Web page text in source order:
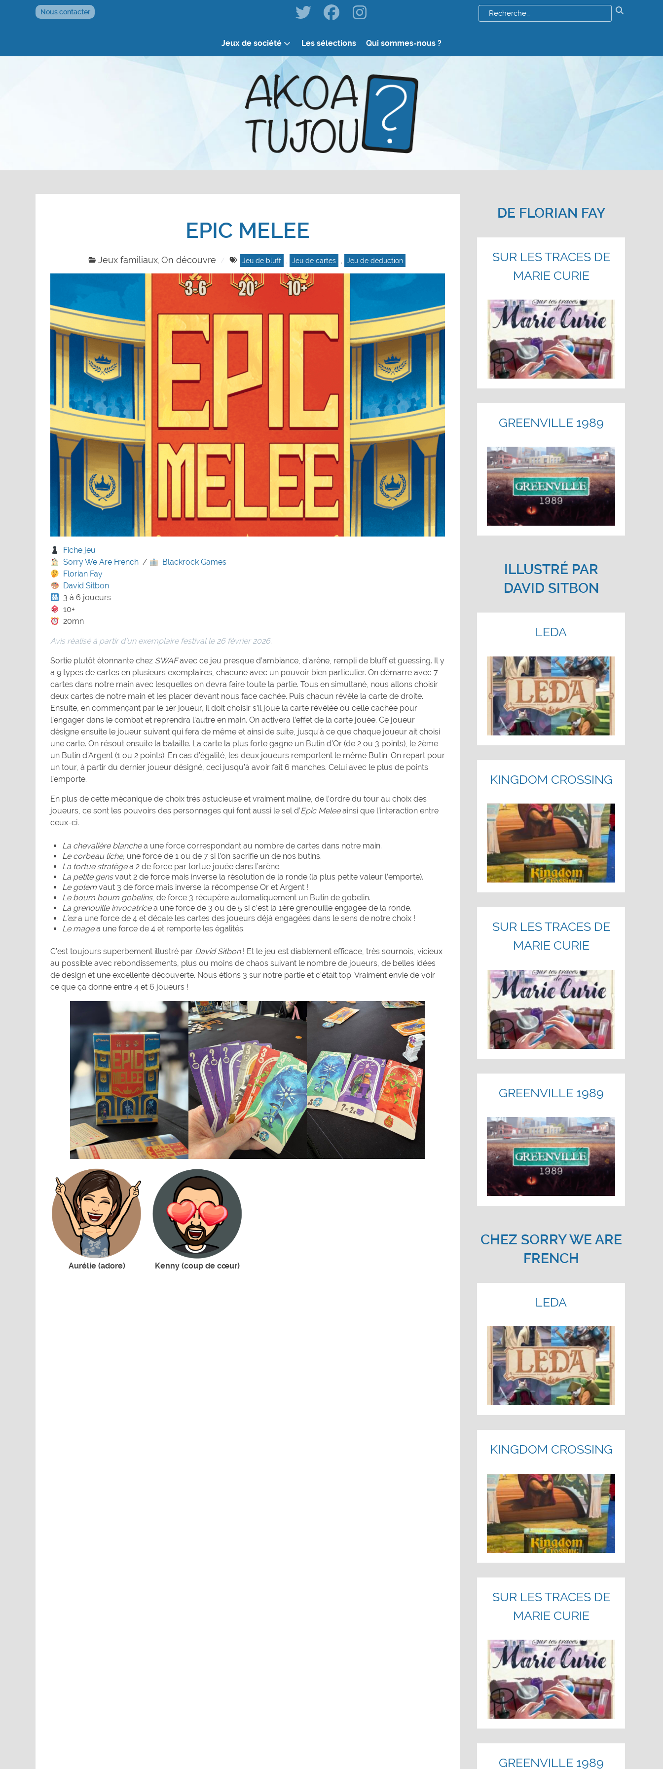
Nous contacter
recherche
Jeux de société Les sélections Qui sommes-nous ?
EPIC MELEE
Jeux familiaux On découvre Jeu de bluff Jeu de cartes Jeu de déduction
Fiche jeu
Sorry We Are French /
Blackrock Games
Florian Fay
David Sitbon
3 à 6 joueurs
10+
20mn
Avis réalisé à partir d’un exemplaire festival le 26 février 2026.
Sortie plutôt étonnante chez SWAFavec ce jeu presque d’ambiance, d’arène, rempli de bluff et guessing. Il y
a 9 types de cartes en plusieurs exemplaires, chacune avec un pouvoir bien particulier. On démarre avec 7
cartes dans notre main avec lesquelles on devra faire toute la partie. Tous en simultané, nous allons choisir
deux cartes de notre main et les placer devant nous face cachée. Puis chacun révèle la carte de droite.
Ensuite, en commençant par le 1er joueur, il doit choisir s’il joue la carte révélée ou celle cachée pour
l’engager dans le combat et reprendra l’autre en main. On activera l’effet de la carte jouée. Ce joueur
désigne ensuite le joueur suivant qui fera de même et ainsi de suite, jusqu’à ce que chaque joueur ait choisi
une carte. On résout ensuite la bataille. La carte la plus forte gagne un Butin d’Or (de 2 ou 3 points), le 2ème
un Butin d’Argent (1 ou 2 points). En cas d’égalité, les deux joueurs remportent le même Butin. On repart pour
un tour, à partir du dernier joueur désigné, ceci jusqu’à avoir fait 6 manches. Celui avec le plus de points
l’emporte.
En plus de cette mécanique de choix très astucieuse et vraiment maline, de l’ordre du tour au choix des
joueurs, ce sont les pouvoirs des personnages qui font aussi le sel d’Epic Meleeainsi que l’interaction entre
ceux-ci.
La chevalière blanchea une force correspondant au nombre de cartes dans notre main.
Le corbeau liche, une force de 1 ou de 7 si l’on sacrifie un de nos butins.
La tortue stratègea 2 de force par tortue jouée dans l’arène.
La petite gensvaut 2 de force mais inverse la résolution de la ronde (la plus petite valeur l’emporte).
Le golem vaut 3 de force mais inverse la récompense Or et Argent !
Le boum boum gobelins, de force 3 récupère automatiquement un Butin de gobelin.
La grenouille invocatricea une force de 3 ou de 5 si c’est la 1ère grenouille engagée de la ronde.
L’eza une force de 4 et décale les cartes des joueurs déjà engagées dans le sens de notre choix !
Le magea une force de 4 et remporte les égalités.
C’est toujours superbement illustré par David Sitbon! Et le jeu est diablement efficace, très sournois, vicieux
au possible avec rebondissements, plus ou moins de chaos suivant le nombre de joueurs, de belles idées
de design et une excellente découverte. Nous étions 3 sur notre partie et c’était top. Vraiment envie de voir
ce que ça donne entre 4 et 6 joueurs !
Aurélie (adore) Kenny (coup de cœur)
DE FLORIAN FAY
SUR LES TRACES DE
MARIE CURIE
GREENVILLE 1989
ILLUSTRÉ PAR
DAVID SITBON
LEDA
KINGDOM CROSSING
SUR LES TRACES DE
MARIE CURIE
GREENVILLE 1989
CHEZ SORRY WE ARE
FRENCH
LEDA
KINGDOM CROSSING
SUR LES TRACES DE
MARIE CURIE
GREENVILLE 1989